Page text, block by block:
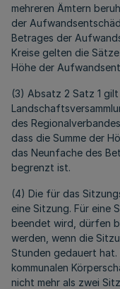
mehreren Ämtern
der
Betrages der
Kreise gelten die
Höhe der
(3) Absatz 2 Satz 1
des
dass die Summe der
das Neunfache des
begrenzt ist.
(4) Die für das
eine Sitzung. Für eine
beendet wird, dürfen
werden, wenn die
Stunden gedauert hat.
kommunalen
nicht mehr als zwei